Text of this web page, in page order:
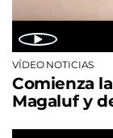
VÍDEO NOTICIAS
Comienza
Magaluf y